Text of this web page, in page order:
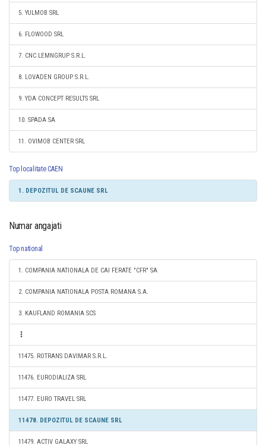
5. YULMOB SRL
6. FLOWOOD SRL
7. CNC LEMNGRUP S.R.L.
8. LOVADEN GROUP S.R.L.
9. YDA CONCEPT RESULTS SRL
10. SPADA SA
11. OVIMOB CENTER SRL
Top localitate CAEN
1. DEPOZITUL DE SCAUNE SRL
Numar angajati
Top national
1. COMPANIA NATIONALA DE CAI FERATE "CFR" SA
2. COMPANIA NATIONALA POSTA ROMANA S.A.
3. KAUFLAND ROMANIA SCS
11475. ROTRANS DAVIMAR S.R.L.
11476. EURODIALIZA SRL
11477. EURO TRAVEL SRL
11478. DEPOZITUL DE SCAUNE SRL
11479. ACTIV GALAXY SRL